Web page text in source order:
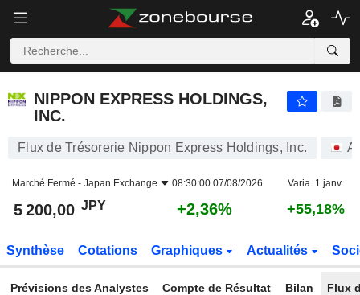
NIPPON EXPRESS HOLDINGS,
INC.
Flux de Trésorerie Nippon Express Holdings, Inc.
Marché Fermé - Japan Exchange 08:30:00 07/08/2026 Varia. 1 janv.
5 200,00 JPY +2,36% +55,18%
Synthèse Cotations Graphiques Actualités
Prévisions des Analystes Compte de Résultat Bilan Flux